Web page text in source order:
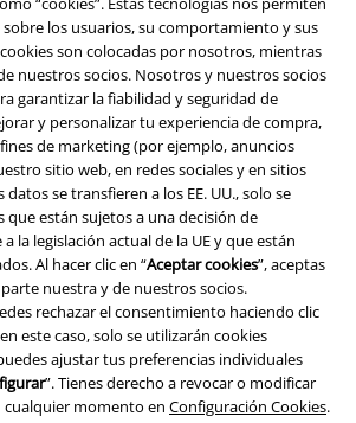
los usuarios, su comportamiento y sus
son colocadas por nosotros, mientras
nuestros socios. Nosotros y nuestros socios
garantizar la fiabilidad y seguridad de
y personalizar tu experiencia de compra,
de marketing (por ejemplo, anuncios
sitio web, en redes sociales y en sitios
se transfieren a los EE. UU., solo se
que están sujetos a una decisión de
la legislación actual de la UE y que están
Al hacer clic en “Aceptar cookies”, aceptas
nuestra y de nuestros socios.
rechazar el consentimiento haciendo clic
este caso, solo se utilizarán cookies
ajustar tus preferencias individuales
”. Tienes derecho a revocar o modificar
momento en Configuración Cookies.
y protección del medioambiente